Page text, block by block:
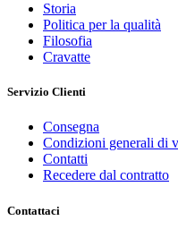
Storia
Politica per la qualità
Filosofia
Cravatte
Servizio Clienti
Consegna
Condizioni generali di
Contatti
Recedere dal contratto
Contattaci